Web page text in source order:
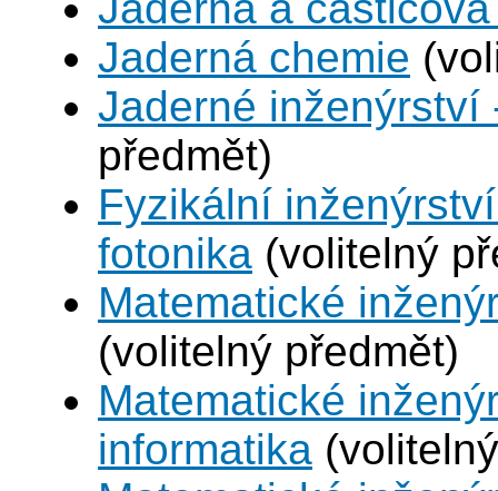
Jaderná chemie
Jaderné inženýrství
předmět)
Fyzikální
fotonika (volitelný
Matematické
(volitelný předmět)
Matematické
informatika